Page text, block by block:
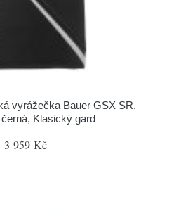
vyrážečka Bauer GSX SR,
černá, Klasický gard
3 959 Kč